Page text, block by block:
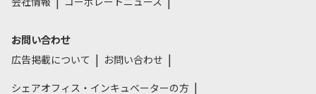
お問い合わせ
広告掲載について
お問い合わせ
シェアオフィス・インキュベーターの方